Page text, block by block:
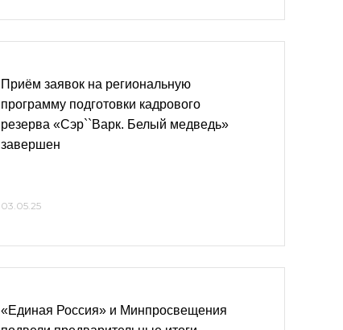
Приём заявок на региональную
программу подготовки кадрового
резерва «Сэр``Варк. Белый медведь»
завершен
03.05.25
«Единая Россия» и Минпросвещения